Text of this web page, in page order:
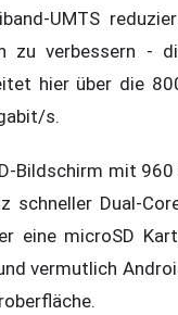
UMTS
zu verbessern -
hier über die
s.
Bildschirm mit 960
schneller Dual-
eine microSD
vermutlich